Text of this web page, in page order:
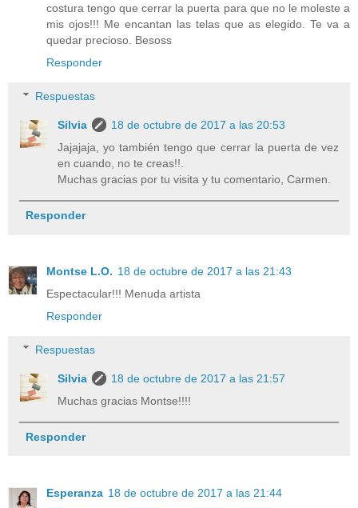
costura tengo que cerrar la puerta para que no le moleste a
mis ojos!!! Me encantan las telas que as elegido. Te va a
quedar precioso. Besoss
Responder
Respuestas
Silvia
18 de octubre de 2017 a las 20:53
Jajajaja, yo también tengo que cerrar la puerta de vez
en cuando, no te creas!!.
Muchas gracias por tu visita y tu comentario, Carmen.
Responder
Montse L.O. 18 de octubre de 2017 a las 21:43
Espectacular!!! Menuda artista
Responder
Respuestas
Silvia
18 de octubre de 2017 a las 21:57
Muchas gracias Montse!!!!
Responder
Esperanza 18 de octubre de 2017 a las 21:44